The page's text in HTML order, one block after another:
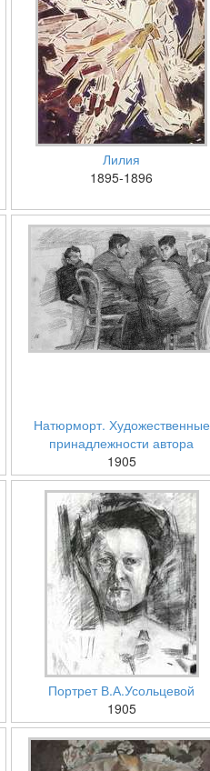
Лилия
1895-1896
Натюрморт. Художественные
принадлежности автора
1905
Портрет В.А.Усольцевой
1905